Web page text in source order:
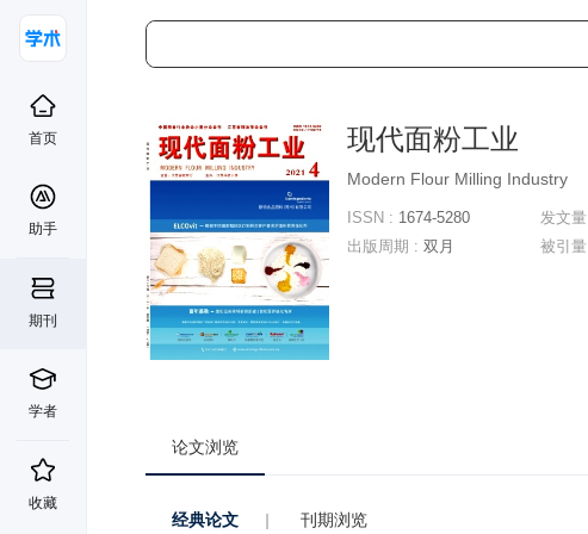
首页
助手
期刊
学者
收藏
现代面粉工业
Modern Flour Milling Industry
ISSN : 1674-5280
出版周期 : 双月
发文
被引
论文浏览
经典论文 | 刊期浏览